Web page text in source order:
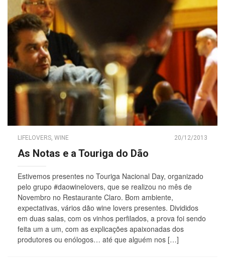
LIFELOVERS, WINE 20/12/2013
As Notas e a Touriga do Dão
Estivemos presentes no Touriga Nacional Day, organizado
pelo grupo #daowinelovers, que se realizou no mês de
Novembro no Restaurante Claro. Bom ambiente,
expectativas, vários dão wine lovers presentes. Divididos
em duas salas, com os vinhos perfilados, a prova foi sendo
feita um a um, com as explicações apaixonadas dos
produtores ou enólogos… até que alguém nos […]